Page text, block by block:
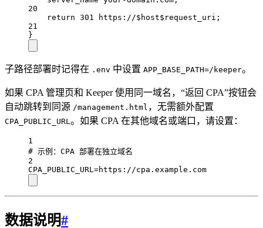
20
return 301
https://$host$request_uri;
21
}
子路径部署时记得在 .env 中设置 APP_BASE_PATH=/keeper。
如果 CPA 管理页和 Keeper 使用同一域名，“返回 CPA”按钮会
自动跳转到同源 /management.html ，无需额外配置
CPA_PUBLIC_URL 。如果 CPA 在其他域名或端口，请设置：
1
# 示例：CPA 部署在独立域名
2
CPA_PUBLIC_URL =https://cpa.example.com
数据说明#